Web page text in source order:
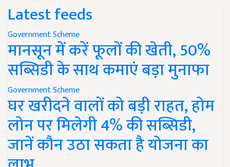
Latest feeds
Government Scheme
मानसून में करें फूलों की खेती, 50%
सब्सिडी के साथ कमाएं बड़ा मुनाफा
Government Scheme
घर खरीदने वालों को बड़ी राहत, होम
लोन पर मिलेगी 4% की सब्सिडी,
जानें कौन उठा सकता है योजना का